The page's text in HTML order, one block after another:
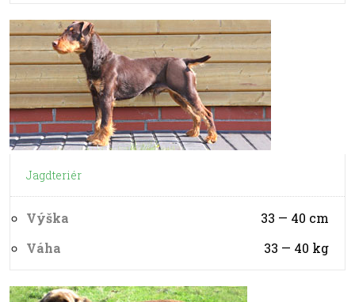
Jagdteriér
Výška 33 — 40 cm
Váha
33 — 40 kg